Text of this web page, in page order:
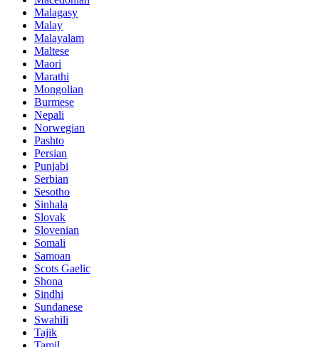
Malagasy
Malay
Malayalam
Maltese
Maori
Marathi
Mongolian
Burmese
Nepali
Norwegian
Pashto
Persian
Punjabi
Serbian
Sesotho
Sinhala
Slovak
Slovenian
Somali
Samoan
Scots Gaelic
Shona
Sindhi
Sundanese
Swahili
Tajik